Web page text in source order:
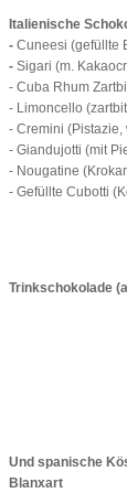
Italienische
- Cuneesi (gefüllte
- Sigari (m.
- Cuba Rhum
- Limoncello
- Cremini
- Giandujotti (mit
- Nougatine
- Gefüllte Cubotti
Trinkschokolade
Und spanische
Blanxart